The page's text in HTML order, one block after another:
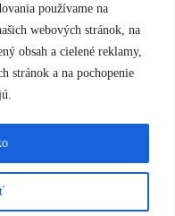
používame na
webových stránok, na
obsah a cielené reklamy,
stránok a na pochopenie